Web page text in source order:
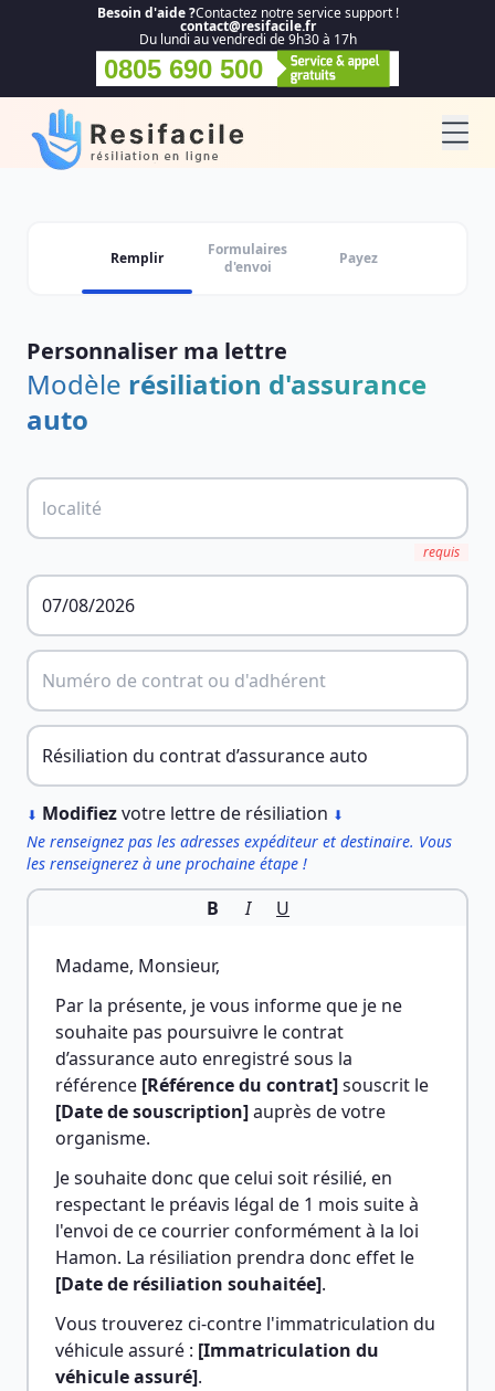
Besoin d'aide ?Contactez notre service support !
contact@resifacile.fr
Du lundi au vendredi de 9h30 à 17h
0805 690 500
Remplir
Formulaires
d'envoi
Payez
Personnaliser ma lettre
Modèle résiliation d'assurance
auto
requis
⬇ Modifiezvotre lettre de résiliation ⬇
Ne renseignez pas les adresses expéditeur et destinaire. Vous
les renseignerez à une prochaine étape !
B I U
Madame, Monsieur,
Par la présente, je vous informe que je ne
souhaite pas poursuivre le contrat
d’assurance auto enregistré sous la
référence [Référence du contrat]
[Date de souscription] auprès de votre
organisme.
Je souhaite donc que celui soit résilié, en
respectant le préavis légal de 1 mois suite à
l'envoi de ce courrier conformément à la loi
[Date de résiliation souhaitée].
Vous trouverez ci-contre l'immatriculation du
véhicule assuré : [Immatriculation du
véhicule assuré].